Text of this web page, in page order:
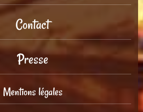
Contact
Presse
Mentions légales